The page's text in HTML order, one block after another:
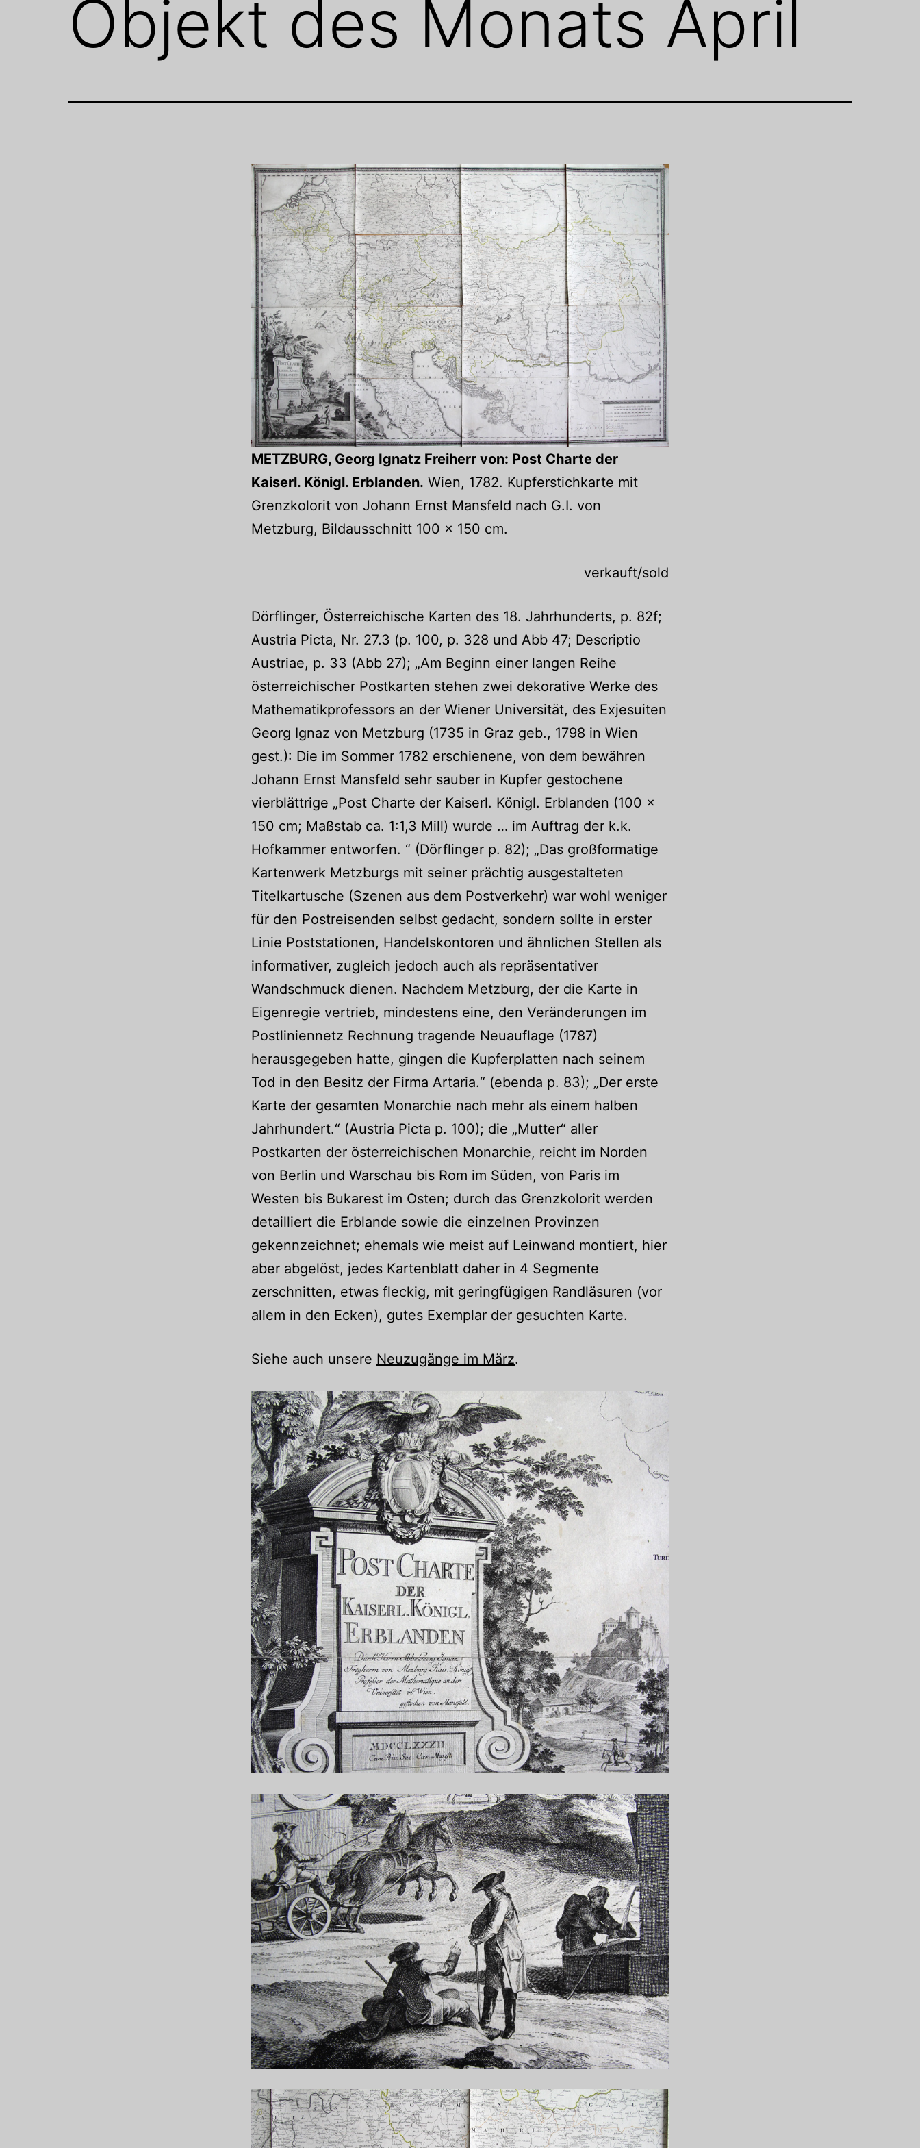
Objekt des Monats April
METZBURG, Georg Ignatz Freiherr von: Post Charte der
Kaiserl. Königl. Erblanden. Wien, 1782. Kupferstichkarte mit
Grenzkolorit von Johann Ernst Mansfeld nach G.I. von
Metzburg, Bildausschnitt 100 x 150 cm.
verkauft/sold
Dörflinger, Österreichische Karten des 18. Jahrhunderts, p. 82f;
Austria Picta, Nr. 27.3 (p. 100, p. 328 und Abb 47; Descriptio
Austriae, p. 33 (Abb 27); „Am Beginn einer langen Reihe
österreichischer Postkarten stehen zwei dekorative Werke des
Mathematikprofessors an der Wiener Universität, des Exjesuiten
Georg Ignaz von Metzburg (1735 in Graz geb., 1798 in Wien
gest.): Die im Sommer 1782 erschienene, von dem bewähren
Johann Ernst Mansfeld sehr sauber in Kupfer gestochene
vierblättrige „Post Charte der Kaiserl. Königl. Erblanden (100 x
150 cm; Maßstab ca. 1:1,3 Mill) wurde … im Auftrag der k.k.
Hofkammer entworfen. “ (Dörflinger p. 82); „Das großformatige
Kartenwerk Metzburgs mit seiner prächtig ausgestalteten
Titelkartusche (Szenen aus dem Postverkehr) war wohl weniger
für den Postreisenden selbst gedacht, sondern sollte in erster
Linie Poststationen, Handelskontoren und ähnlichen Stellen als
informativer, zugleich jedoch auch als repräsentativer
Wandschmuck dienen. Nachdem Metzburg, der die Karte in
Eigenregie vertrieb, mindestens eine, den Veränderungen im
Postliniennetz Rechnung tragende Neuauflage (1787)
herausgegeben hatte, gingen die Kupferplatten nach seinem
Tod in den Besitz der Firma Artaria.“ (ebenda p. 83); „Der erste
Karte der gesamten Monarchie nach mehr als einem halben
Jahrhundert.“ (Austria Picta p. 100); die „Mutter“ aller
Postkarten der österreichischen Monarchie, reicht im Norden
von Berlin und Warschau bis Rom im Süden, von Paris im
Westen bis Bukarest im Osten; durch das Grenzkolorit werden
detailliert die Erblande sowie die einzelnen Provinzen
gekennzeichnet; ehemals wie meist auf Leinwand montiert, hier
aber abgelöst, jedes Kartenblatt daher in 4 Segmente
zerschnitten, etwas fleckig, mit geringfügigen Randläsuren (vor
allem in den Ecken), gutes Exemplar der gesuchten Karte.
Siehe auch unsere Neuzugänge im März.